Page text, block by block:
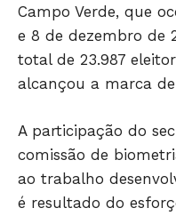
Campo Verde, que
e 8 de dezembro de
total de 23.987
alcançou a marca
A participação do
comissão de
ao trabalho
é resultado do